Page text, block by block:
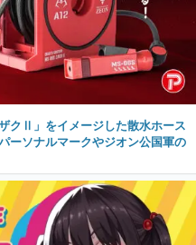
クⅡ」をイメージした散水ホース
ーソナルマークやジオン公国軍の